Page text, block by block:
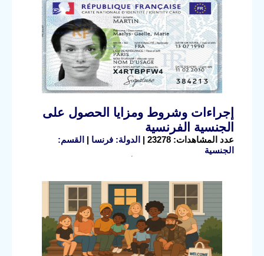
إجراءات وشروط ومزايا الحصول على
الجنسية الفرنسية
عدد المشاهدات: 23278 | الدولة: فرنسا | القسم:
الجنسية